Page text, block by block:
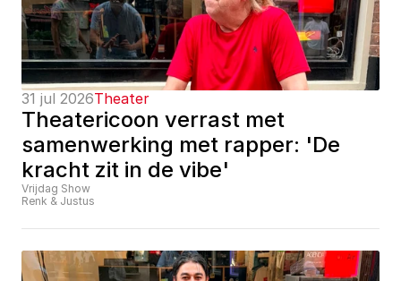
31 jul 2026Theater
Theatericoon verrast met
samenwerking met rapper: 'De
kracht zit in de vibe'
Vrijdag Show
Renk & Justus